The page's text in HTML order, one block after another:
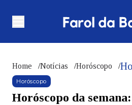
Home /Notícias /Horóscopo /
Horóscopo
Horóscopo da